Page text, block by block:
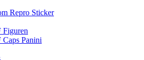
Repro Sticker
Figuren
Panini